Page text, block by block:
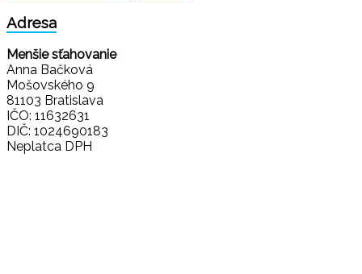
Adresa
Menšie sťahovanie
Anna Bačková
Mošovského 9
81103 Bratislava
IČO: 11632631
DIČ: 1024690183
Neplatca DPH